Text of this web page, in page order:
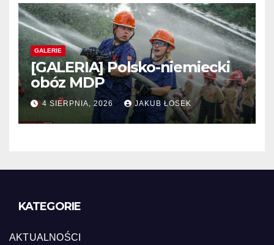
GALERIE
[GALERIA] Polsko-niemiecki
obóz MDP
4 SIERPNIA, 2026 JAKUB ŁOSEK
KATEGORIE
AKTUALNOŚCI